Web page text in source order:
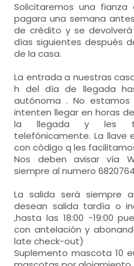
Solicitaremos una
pagara una semana
de crédito y se
días siguientes después
de la casa.
La entrada a nuestras
h del día de llegada
autónoma . No
intenten llegar en horas
la llegada y les
telefónicamente. La llave
con código q les
Nos deben avisar vía
siempre al numero
La salida será siempre
desean salida tardía o
,hasta las 18:00 -19:00
con antelación y
late check-out)
Suplemento mascota 10